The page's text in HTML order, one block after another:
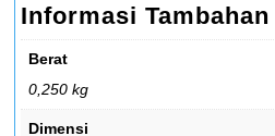
Informasi Tambahan
Berat
0,250 kg
Dimensi